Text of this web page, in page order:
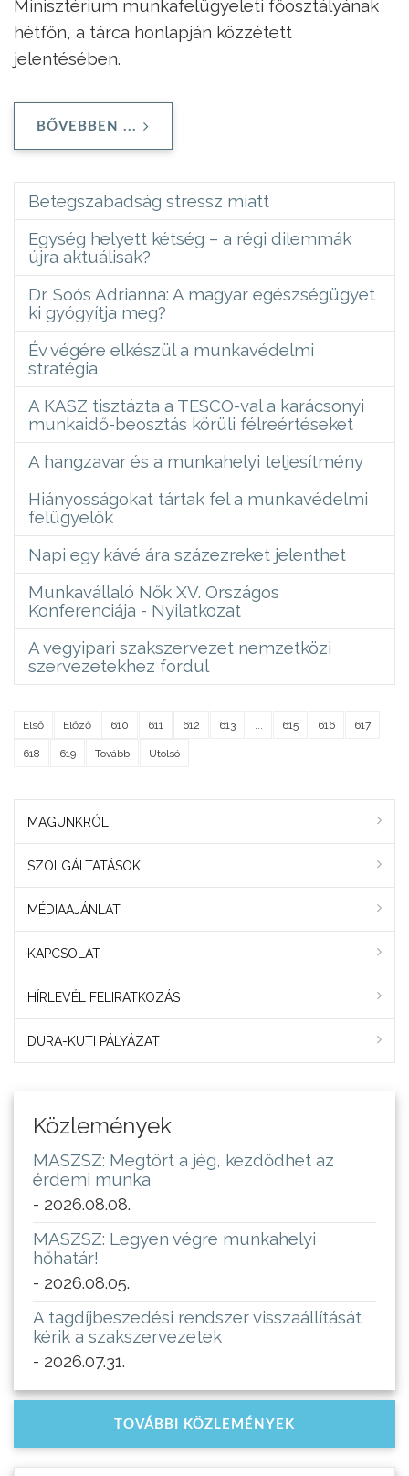
Minisztérium munkafelügyeleti főosztályának
hétfőn, a tárca honlapján közzétett
jelentésében.
BŐVEBBEN ...
Betegszabadság stressz miatt
Egység helyett kétség – a régi dilemmák
újra aktuálisak?
Dr. Soós Adrianna: A magyar egészségügyet
ki gyógyítja meg?
Év végére elkészül a munkavédelmi
stratégia
A KASZ tisztázta a TESCO-val a karácsonyi
munkaidő-beosztás körüli félreértéseket
A hangzavar és a munkahelyi teljesítmény
Hiányosságokat tártak fel a munkavédelmi
felügyelők
Napi egy kávé ára százezreket jelenthet
Munkavállaló Nők XV. Országos
Konferenciája - Nyilatkozat
A vegyipari szakszervezet nemzetközi
szervezetekhez fordul
Első Előző 610 611 612 613 615 616 617
618 619 Tovább Utolsó
MAGUNKRÓL
SZOLGÁLTATÁSOK
MÉDIAAJÁNLAT
KAPCSOLAT
HÍRLEVÉL FELIRATKOZÁS
DURA-KUTI PÁLYÁZAT
Közlemények
MASZSZ: Megtört a jég, kezdődhet az
érdemi munka
- 2026.08.08.
MASZSZ: Legyen végre munkahelyi
hőhatár!
- 2026.08.05.
A tagdíjbeszedési rendszer visszaállítását
kérik a szakszervezetek
- 2026.07.31.
TOVÁBBI KÖZLEMÉNYEK